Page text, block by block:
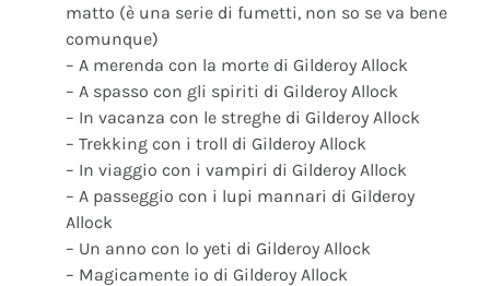
matto (è una serie di fumetti, non so se va bene
comunque)
– A merenda con la morte di Gilderoy Allock
– A spasso con gli spiriti di Gilderoy Allock
– In vacanza con le streghe di Gilderoy Allock
– Trekking con i troll di Gilderoy Allock
– In viaggio con i vampiri di Gilderoy Allock
– A passeggio con i lupi mannari di Gilderoy
Allock
– Un anno con lo yeti di Gilderoy Allock
– Magicamente io di Gilderoy Allock